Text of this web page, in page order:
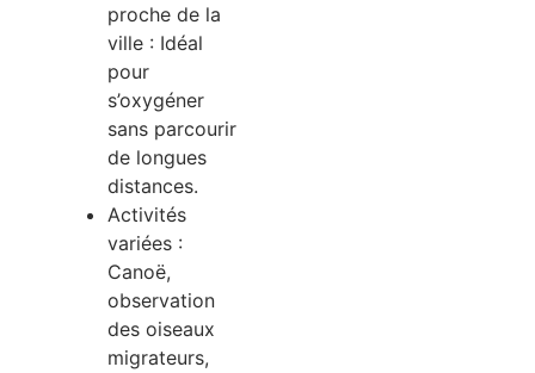
proche de la
ville : Idéal
pour
s’oxygéner
sans parcourir
de longues
distances.
Activités
variées :
Canoë,
observation
des oiseaux
migrateurs,